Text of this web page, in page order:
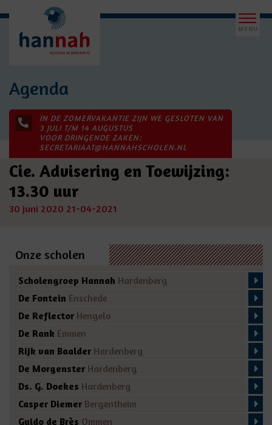
Agenda
IN DE ZOMERVAKANTIE ZIJN WE GESLOTEN VAN
3 JULI T/M 14 AUGUSTUS
VOOR DRINGENDE ZAKEN:
SECRETARIAAT@HANNAHSCHOLEN.NL
Cie. Advisering en Toewijzing:
13.30 uur
30 juni 2020 21-04-2021
Onze scholen
Scholengroep Hannah Hardenberg
De Fontein Enschede
De Reflector Hengelo
De Rank Emmen
Rijk van Baalder Hardenberg
De Morgenster Hardenberg
Ds. G. Doekes Hardenberg
Casper Diemer Bergentheim
Guido de Brès Ommen